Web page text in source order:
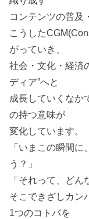
コンテンツの普及
こうした
がっていき、
社会・文化・経済
ディア”へと
成長していくなか
の持つ意味が
変化しています。
「いまこの瞬間
う？」
「それって、どん
そこできざしカン
1つのコトバを